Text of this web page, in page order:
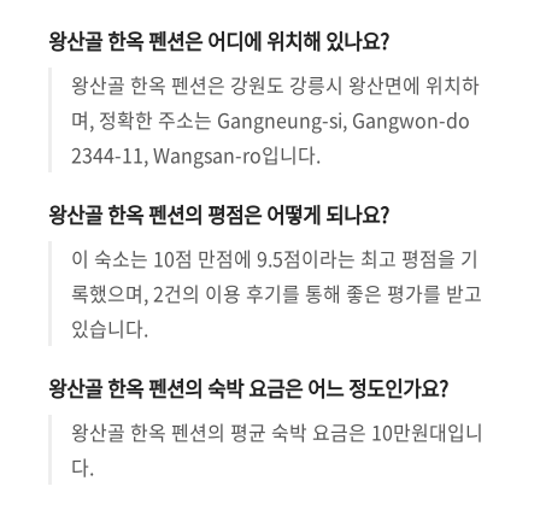
왕산골 한옥 펜션은 어디에 위치해 있나요?
왕산골 한옥 펜션은 강원도 강릉시 왕산면에 위치하
며, 정확한 주소는 Gangneung-si, Gangwon-do
2344-11, Wangsan-ro입니다.
왕산골 한옥 펜션의 평점은 어떻게 되나요?
이 숙소는 10점 만점에 9.5점이라는 최고 평점을 기
록했으며, 2건의 이용 후기를 통해 좋은 평가를 받고
있습니다.
왕산골 한옥 펜션의 숙박 요금은 어느 정도인가요?
왕산골 한옥 펜션의 평균 숙박 요금은 10만원대입니
다.